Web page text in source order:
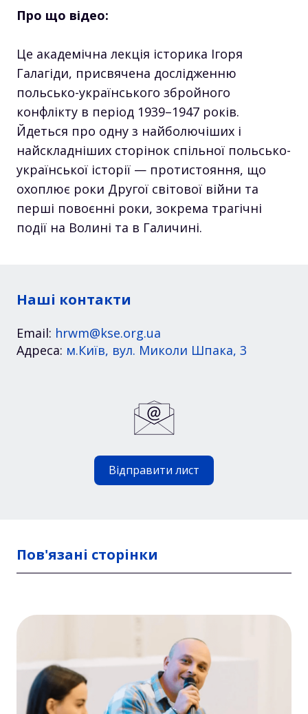
Про що відео:
Це академічна лекція історика Ігоря
Галагіди, присвячена дослідженню
польсько-українського збройного
конфлікту в період 1939–1947 років.
Йдеться про одну з найболючіших і
найскладніших сторінок спільної польсько-
української історії — протистояння, що
охоплює роки Другої світової війни та
перші повоєнні роки, зокрема трагічні
події на Волині та в Галичині.
Наші контакти
Email: hrwm@kse.org.ua
Адреса: м.Київ, вул. Миколи Шпака, 3
Відправити лист
Пов'язані сторінки